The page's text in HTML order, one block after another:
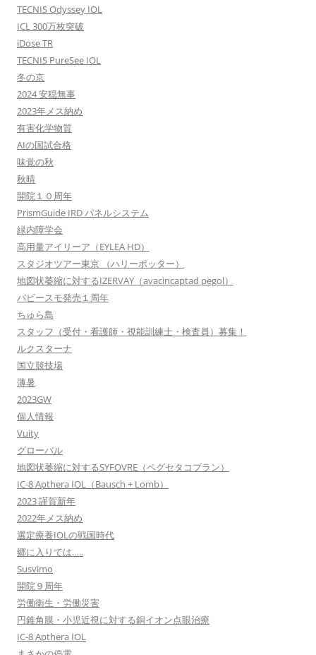
TECNIS Odyssey IOL
ICL 300万枚突破
iDose TR
TECNIS PureSee IOL
冬の京
2024 安穏無事
2023年メス納め
有害化学物質
AIの国試合格
味覚の秋
秋晴
開院１０周年
PrismGuide IRD パネルシステム
緑内障学会
高用量アイリーア（EYLEA HD）
スタジオツアー東京 （ハリーポッター）
地図状萎縮に対するIZERVAY（avacincaptad pegol）
バビースモ発売１周年
ちゅら島
スタッフ（受付・看護師・視能訓練士・検査員）募集！
ルクスターナ
国立競技場
薄暑
2023GW
個人情報
Vuity
グローバル
地図状萎縮に対するSYFOVRE（ペグセタコプラン）
IC-8 Apthera IOL（Bausch + Lomb）
2023 謹賀新年
2022年メス納め
選定療養IOLの戦国時代
郷に入りては…..
Susvimo
開院９周年
労働衛生・労働災害
円錐角膜・小児近視に対する銅イオン点眼治療
IC-8 Apthera IOL